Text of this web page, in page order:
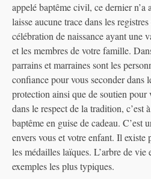
appelé baptême civil, ce dernier n’a
laisse aucune trace dans les
célébration de naissance ayant une
et les membres de votre famille.
parrains et marraines sont les
confiance pour vous seconder dans
protection ainsi que de soutien
dans le respect de la tradition, c’est
baptême en guise de cadeau. C’est
envers vous et votre enfant. Il
les médailles laïques. L’arbre de
exemples les plus typiques.